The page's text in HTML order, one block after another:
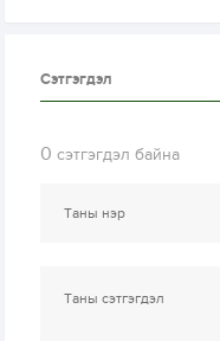
Сэтгэгдэл
0 сэтгэгдэл байна